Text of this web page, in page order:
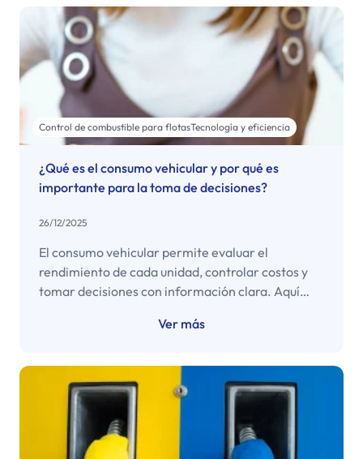
Control de combustible para flotasTecnología y eficiencia
¿Qué es el consumo vehicular y por qué es
importante para la toma de decisiones?
26/12/2025
El consumo vehicular permite evaluar el
rendimiento de cada unidad, controlar costos y
tomar decisiones con información clara. Aquí
y por qué es esencial para la gestión de flotas.
Ver más